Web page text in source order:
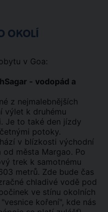
OKOLÍ
v Goa:
- vodopád a
z nejmalebnějších
výlet k druhému
Je to také den jízdy
potoky.
v blízkosti východní
města Margao. Po
trek k samotnému
metrů. Zde bude čas
chladivé vodě pod
ve stínu okolních
koření", kde nás